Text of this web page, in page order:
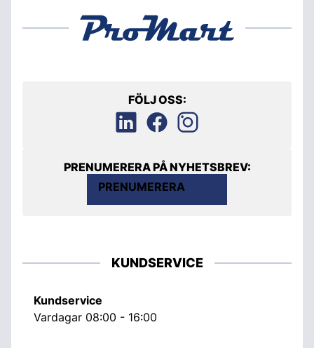
FÖLJ OSS:
PRENUMERERA PÅ NYHETSBREV:
PRENUMERERA
KUNDSERVICE
Kundservice
Vardagar 08:00 - 16:00